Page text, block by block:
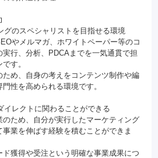
グのスペシャリストを目指せる環境
やメルマガ、ホワイトペーパー等のコ
行、分析、PDCAまでを一気通貫で担
す。
ため、自身の考えをコンテンツ制作や編
性を高められる環境です。
イレクトに関わることができる
ため、自分が実行したマーケティング
業を伸ばす経験を積むことができま
ド獲得や受注という明確な事業成果につ